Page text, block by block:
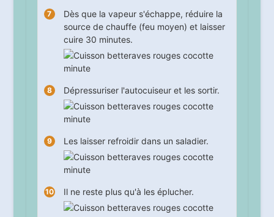
Dès que la vapeur s'échappe, réduire la
source de chauffe (feu moyen) et laisser
cuire 30 minutes.
Dépressuriser l'autocuiseur et les sortir.
Les laisser refroidir dans un saladier.
Il ne reste plus qu'à les éplucher.